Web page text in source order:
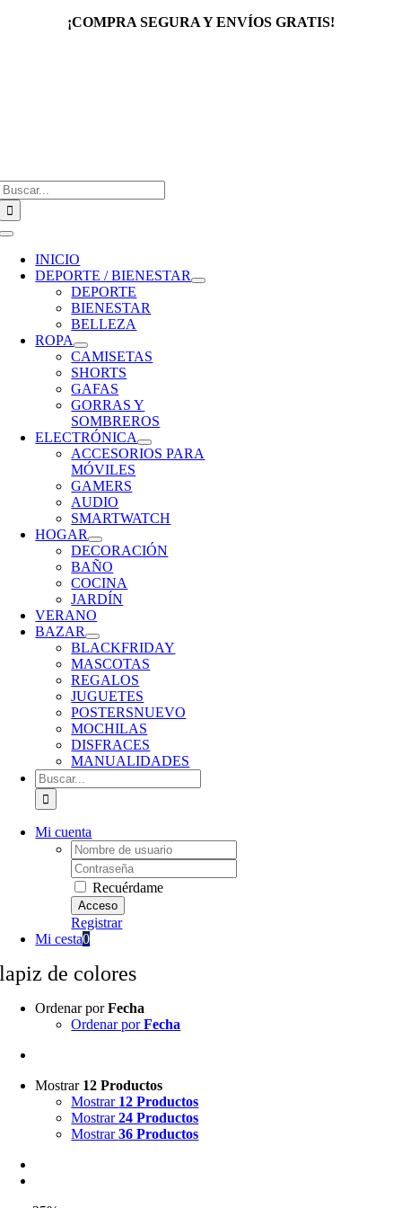
¡COMPRA SEGURA Y ENVÍOS GRATIS!
Toggle
Navigation
INICIO
DEPORTE / BIENESTAR
DEPORTE
BIENESTAR
BELLEZA
ROPA
CAMISETAS
SHORTS
GAFAS
GORRAS Y
SOMBREROS
ELECTRÓNICA
ACCESORIOS PARA
MÓVILES
GAMERS
AUDIO
SMARTWATCH
HOGAR
DECORACIÓN
BAÑO
COCINA
JARDÍN
VERANO
BAZAR
BLACKFRIDAY
MASCOTAS
REGALOS
JUGUETES
POSTERSNUEVO
MOCHILAS
DISFRACES
MANUALIDADES
Buscar:
Mi cuenta
Username:
Password:
Recuérdame
Registrar
Mi cesta0
lapiz de colores
Ordenar porFecha
Ordenar porFecha
Mostrar 12 Productos
Mostrar 12 Productos
Mostrar24 Productos
Mostrar36 Productos